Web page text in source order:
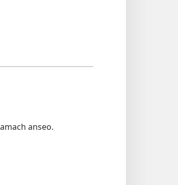
anseo.